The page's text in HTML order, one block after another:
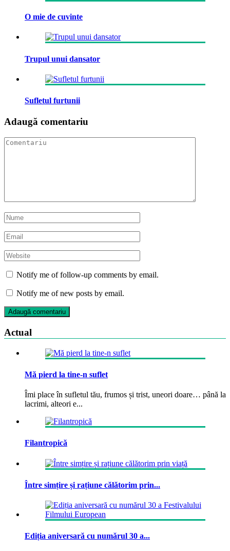
O mie de cuvinte
Trupul unui dansator
Sufletul furtunii
Adaugă comentariu
Notify me of follow-up comments by email.
Notify me of new posts by email.
Actual
Mă pierd la tine-n suflet
Îmi place în sufletul tău, frumos și trist, uneori doare… până la
lacrimi, alteori e...
Filantropică
Între simțire și rațiune călătorim prin...
Ediția aniversară cu numărul 30 a...